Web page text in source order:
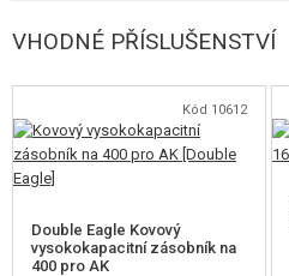
VHODNÉ PŘÍSLUŠENSTVÍ
Kód 10612
Double Eagle Kovový
vysokokapacitní zásobník na
400 pro AK